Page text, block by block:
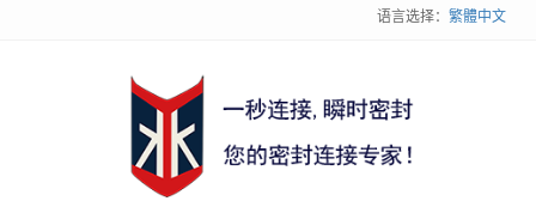
语言选择： 繁體中文